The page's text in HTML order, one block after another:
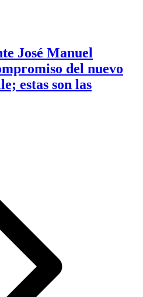
José Manuel
del nuevo
estas son las